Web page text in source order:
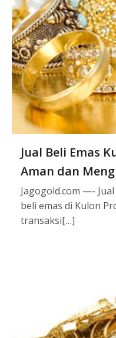
Jual Beli Emas
Aman dan
Jagogold.com —-
beli emas di Kulon
transaksi[…]